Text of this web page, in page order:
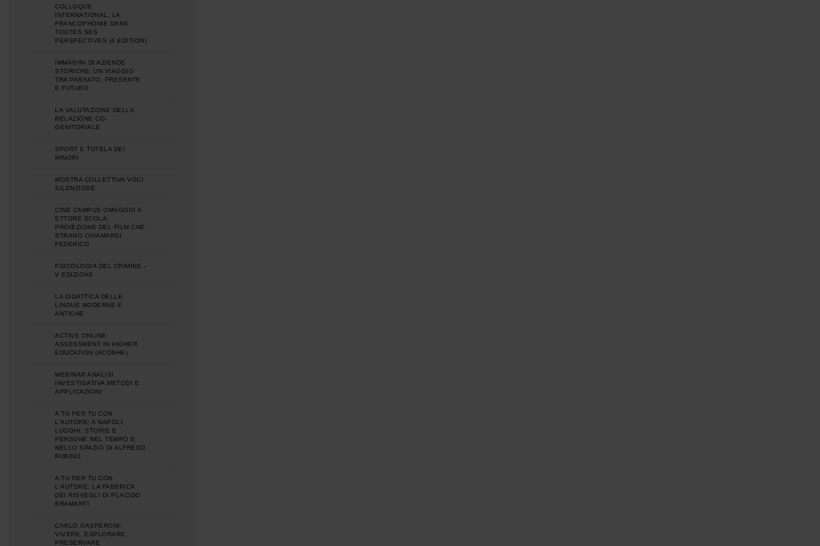
COLLOQUE
INTERNATIONAL, LA
FRANCOPHONIE DANS
TOUTES SES
PERSPECTIVES (4 EDITION)
IMMAGINI DI AZIENDE
STORICHE: UN VIAGGIO
TRA PASSATO, PRESENTE
E FUTURO
LA VALUTAZIONE DELLA
RELAZIONE CO-
GENITORIALE
SPORT E TUTELA DEI
MINORI
MOSTRA COLLETTIVA VOCI
SILENZIOSE
CINE CAMPUS OMAGGIO A
ETTORE SCOLA:
PROIEZIONE DEL FILM CHE
STRANO CHIAMARSI
FEDERICO
PSICOLOGIA DEL CRIMINE -
V EDIZIONE
LA DIDATTICA DELLE
LINGUE MODERNE E
ANTICHE
ACTIVE ONLINE
ASSESSMENT IN HIGHER
EDUCATION (ACONHE)
WEBINAR ANALISI
INVESTIGATIVA METODI E
APPLICAZIONI
A TU PER TU CON
L'AUTORE: A NAPOLI,
LUOGHI, STORIE E
PERSONE NEL TEMPO E
NELLO SPAZIO DI ALFREDO
RUBINO
A TU PER TU CON
L'AUTORE: LA FABBRICA
DEI RISVEGLI DI PLACIDO
BRAMANTI
CARLO GASPERONI:
VIVERE, ESPLORARE,
PRESERVARE